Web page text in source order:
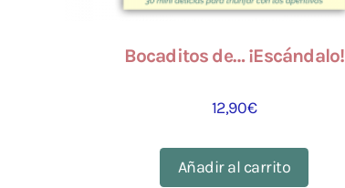
Bocaditos de… ¡Escándalo!
12,90€
Añadir al carrito